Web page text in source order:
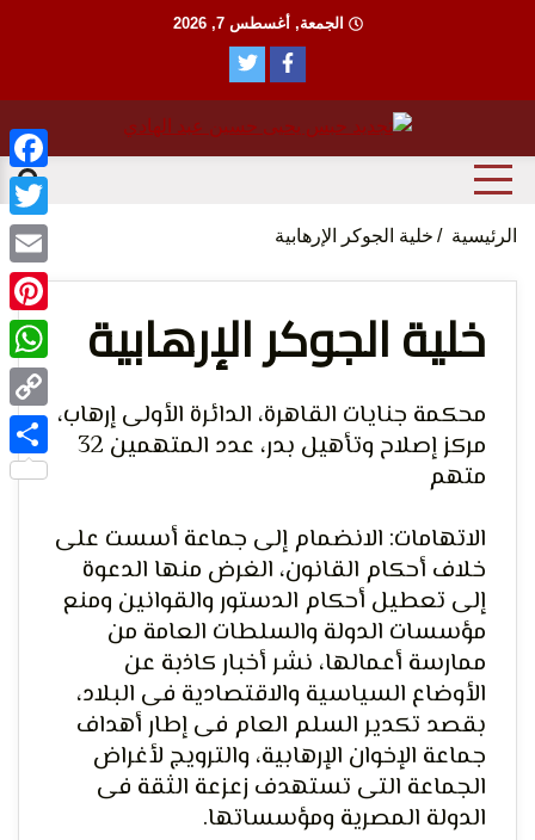
الجمعة, أغسطس 7, 2026
الحق
لحرية
منظمة حقوقية مصرية تدافع عن حقوق الانسان
الرئيسية خلية الجوكر الإرهابية
خلية الجوكر الإرهابية
محكمة جنايات القاهرة، الدائرة الأولى إرهاب،
مركز إصلاح وتأهيل بدر، عدد المتهمين 32
متهم
الاتهامات: الانضمام إلى جماعة أسست على
خلاف أحكام القانون، الغرض منها الدعوة
إلى تعطيل أحكام الدستور والقوانين ومنع
مؤسسات الدولة والسلطات العامة من
ممارسة أعمالها، نشر أخبار كاذبة عن
الأوضاع السياسية والاقتصادية فى البلاد،
بقصد تكدير السلم العام فى إطار أهداف
جماعة الإخوان الإرهابية، والترويج لأغراض
الجماعة التى تستهدف زعزعة الثقة فى
الدولة المصرية ومؤسساتها.
Email
Copy
Link